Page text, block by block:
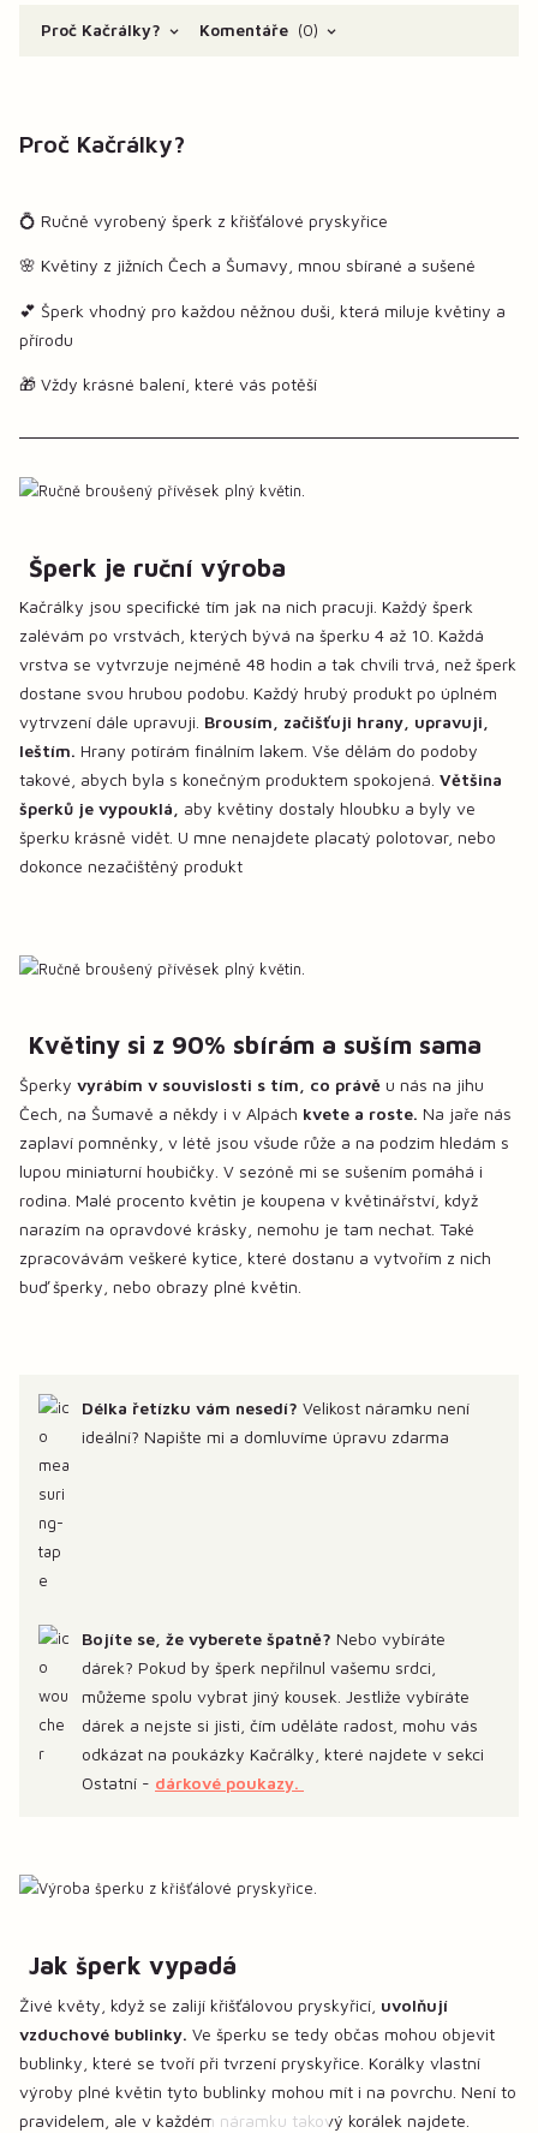
Proč Kačrálky? Komentáře 0
Proč Kačrálky?
💍 Ručně vyrobený šperk z křišťálové pryskyřice
🌸 Květiny z jižních Čech a Šumavy, mnou sbírané a sušené
💕 Šperk vhodný pro každou něžnou duši, která miluje květiny a
přírodu
🎁 Vždy krásné balení, které vás potěší
Šperk je ruční výroba
Kačrálky jsou specifické tím jak na nich pracuji. Každý šperk
zalévám po vrstvách, kterých bývá na šperku 4 až 10. Každá
vrstva se vytvrzuje nejméně 48 hodin a tak chvíli trvá, než šperk
dostane svou hrubou podobu. Každý hrubý produkt po úplném
vytrvzení dále upravuji. Brousím, začišťuji hrany, upravuji,
leštím. Hrany potírám finálním lakem. Vše dělám do podoby
takové, abych byla s konečným produktem spokojená. Většina
šperků je vypouklá,
aby květiny dostaly hloubku a byly ve
šperku krásně vidět. U mne nenajdete placatý polotovar, nebo
dokonce nezačištěný produkt
Květiny si z 90% sbírám a suším sama
Šperky vyrábím v souvislosti s tím, co právě u nás na jihu
Čech, na Šumavě a někdy i v Alpách kvete a roste. Na jaře nás
zaplaví pomněnky, v létě jsou všude růže a na podzim hledám s
lupou miniaturní houbičky. V sezóně mi se sušením pomáhá i
rodina. Malé procento květin je koupena v květinářství, když
narazím na opravdové krásky, nemohu je tam nechat. Také
zpracovávám veškeré kytice, které dostanu a vytvořím z nich
buď šperky, nebo obrazy plné květin.
Délka řetízku vám nesedí? Velikost náramku není
ideální? Napište mi a domluvíme úpravu zdarma
Bojíte se, že vyberete špatně? Nebo vybíráte
dárek? Pokud by šperk nepřilnul vašemu srdci,
můžeme spolu vybrat jiný kousek. Jestliže vybíráte
dárek a nejste si jisti, čím uděláte radost, mohu vás
odkázat na poukázky Kačrálky, které najdete v sekci
Ostatní - dárkové poukazy.
Jak šperk vypadá
Živé květy, když se zalijí křišťálovou pryskyřicí, uvolňují
vzduchové bublinky. Ve šperku se tedy občas mohou objevit
bublinky, které se tvoří při tvrzení pryskyřice. Korálky vlastní
výroby plné květin tyto bublinky mohou mít i na povrchu. Není to
pravidelem, ale v každém náramku takový korálek najdete.